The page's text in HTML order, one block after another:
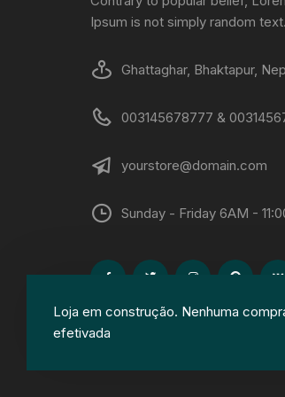
Loja em construção. Nenhuma
efetivada
Ipsum is not simply random text.
Ghattaghar, Bhaktapur,
003145678777 &
yourstore@domain.com
Sunday - Friday 6AM -
Copyright © Antares BGH